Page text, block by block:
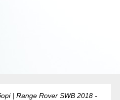
| Range Rover SWB 2018 -